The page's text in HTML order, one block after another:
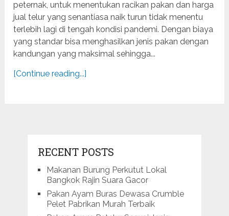
peternak, untuk menentukan racikan pakan dan harga
jual telur yang senantiasa naik turun tidak menentu
terlebih lagi di tengah kondisi pandemi. Dengan biaya
yang standar bisa menghasilkan jenis pakan dengan
kandungan yang maksimal sehingga...
[Continue reading...]
RECENT POSTS
Makanan Burung Perkutut Lokal
Bangkok Rajin Suara Gacor
Pakan Ayam Buras Dewasa Crumble
Pelet Pabrikan Murah Terbaik